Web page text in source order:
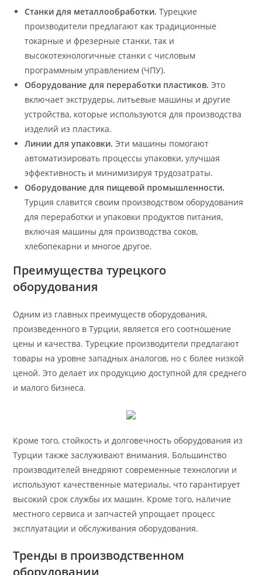
Станки для металлообработки. Турецкие
производители предлагают как традиционные
токарные и фрезерные станки, так и
высокотехнологичные станки с числовым
программным управлением (ЧПУ).
Оборудование для переработки пластиков. Это
включает экструдеры, литьевые машины и другие
устройства, которые используются для производства
изделий из пластика.
Линии для упаковки. Эти машины помогают
автоматизировать процессы упаковки, улучшая
эффективность и минимизируя трудозатраты.
Оборудование для пищевой промышленности.
Турция славится своим производством оборудования
для переработки и упаковки продуктов питания,
включая машины для производства соков,
хлебопекарни и многое другое.
Преимущества турецкого
оборудования
Одним из главных преимуществ оборудования,
произведенного в Турции, является его соотношение
цены и качества. Турецкие производители предлагают
товары на уровне западных аналогов, но с более низкой
ценой. Это делает их продукцию доступной для среднего
и малого бизнеса.
Кроме того, стойкость и долговечность оборудования из
Турции также заслуживают внимания. Большинство
производителей внедряют современные технологии и
используют качественные материалы, что гарантирует
высокий срок службы их машин. Кроме того, наличие
местного сервиса и запчастей упрощает процесс
эксплуатации и обслуживания оборудования.
Тренды в производственном